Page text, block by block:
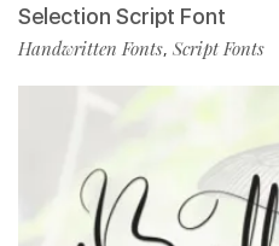
Selection Script Font
Handwritten Fonts, Script Fonts